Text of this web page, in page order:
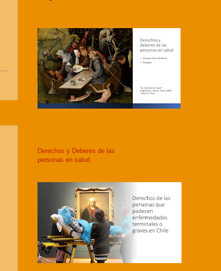
Derechos y Deberes de las
personas en salud